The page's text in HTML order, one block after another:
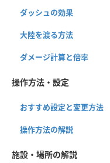
ダッシュの効果
大陸を渡る方法
ダメージ計算と倍率
操作方法・設定
おすすめ設定と変更方法
操作方法の解説
施設・場所の解説